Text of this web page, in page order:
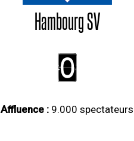
Hambourg SV
0
Affluence : 9.000 spectateurs